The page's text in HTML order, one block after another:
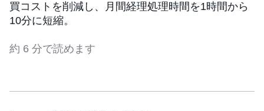
買コストを削減し、月間経理処理時間を1時間から
10分に短縮。
約 6 分で読めます